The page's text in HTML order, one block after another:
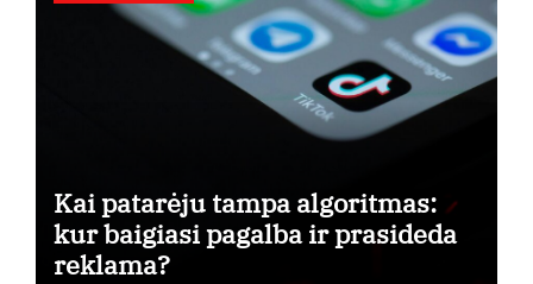
Kai patarėju tampa algoritmas:
kur baigiasi pagalba ir prasideda
reklama?